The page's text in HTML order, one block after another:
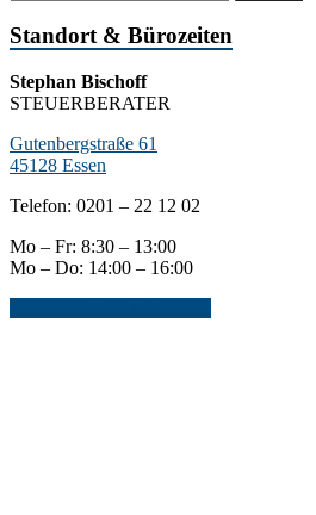
Standort & Bürozeiten
Stephan Bischoff
STEUERBERATER
Gutenbergstraße 61
45128 Essen
Telefon: 0201 – 22 12 02
Mo – Fr: 8:30 – 13:00
Mo – Do: 14:00 – 16:00